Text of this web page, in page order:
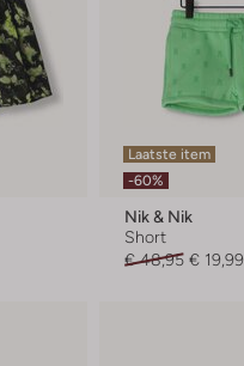
Laatste item
-60%
Nik & Nik
Short
€ 48,95 € 19,99